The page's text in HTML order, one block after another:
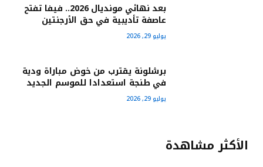
بعد نهائي مونديال 2026.. فيفا تفتح
عاصفة تأديبية في حق الأرجنتين
يوليو 29, 2026
برشلونة يقترب من خوض مباراة ودية
في طنجة استعدادا للموسم الجديد
يوليو 29, 2026
الأكثر مشاهدة